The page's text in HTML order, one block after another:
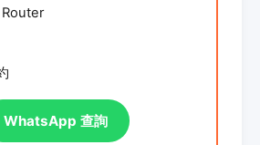
WhatsApp 查詢